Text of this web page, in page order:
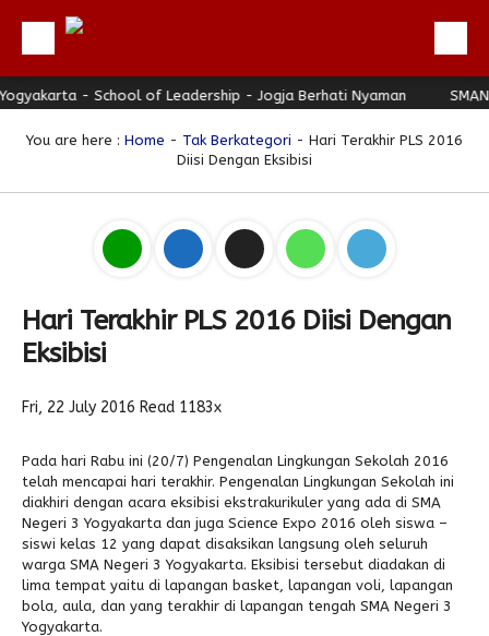
Beranda
Profil
Download
Bulletin
PPDB
Alumni
- School of Leadership - Jogja Berhati Nyaman SMAN 3
You are here : Home - Tak Berkategori - Hari Terakhir PLS 2016
Diisi Dengan Eksibisi
Hari Terakhir PLS 2016 Diisi Dengan
Eksibisi
Fri, 22 July 2016 Read 1183x
Pada hari Rabu ini (20/7) Pengenalan Lingkungan Sekolah 2016
telah mencapai hari terakhir. Pengenalan Lingkungan Sekolah ini
diakhiri dengan acara eksibisi ekstrakurikuler yang ada di SMA
Negeri 3 Yogyakarta dan juga Science Expo 2016 oleh siswa –
siswi kelas 12 yang dapat disaksikan langsung oleh seluruh
warga SMA Negeri 3 Yogyakarta. Eksibisi tersebut diadakan di
lima tempat yaitu di lapangan basket, lapangan voli, lapangan
bola, aula, dan yang terakhir di lapangan tengah SMA Negeri 3
Yogyakarta.